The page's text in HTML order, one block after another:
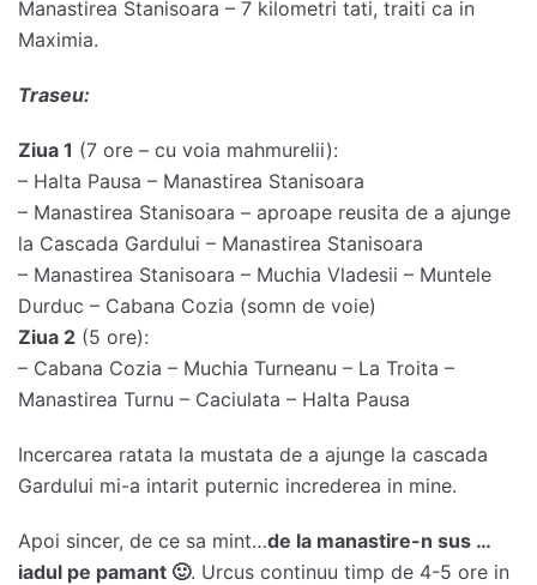
Manastirea Stanisoara – 7 kilometri tati, traiti ca in
Maximia.
Traseu:
Ziua 1 (7 ore – cu voia mahmurelii):
– Halta Pausa – Manastirea Stanisoara
– Manastirea Stanisoara – aproape reusita de a ajunge
la Cascada Gardului – Manastirea Stanisoara
– Manastirea Stanisoara – Muchia Vladesii – Muntele
Durduc – Cabana Cozia (somn de voie)
Ziua 2 (5 ore):
– Cabana Cozia – Muchia Turneanu – La Troita –
Manastirea Turnu – Caciulata – Halta Pausa
Incercarea ratata la mustata de a ajunge la cascada
Gardului mi-a intarit puternic increderea in mine.
Apoi sincer, de ce sa mint…de la manastire-n sus …
iadul pe pamant 🙂. Urcus continuu timp de 4-5 ore in